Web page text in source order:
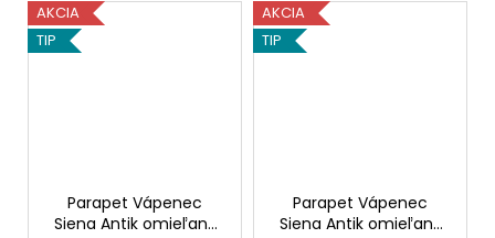
AKCIA
TIP
Parapet Vápenec
Siena Antik omieľaný
AKCIA
TIP
Parapet Vápenec
Siena Antik omieľaný